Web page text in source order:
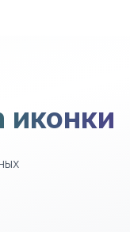
иконки